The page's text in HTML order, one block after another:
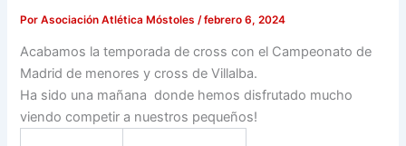
PorAsociación Atlética Móstoles/febrero 6, 2024
Acabamos la temporada de cross con el Campeonato de
Madrid de menores y cross de Villalba.
Ha sido una mañana donde hemos disfrutado mucho
viendo competir a nuestros pequeños!